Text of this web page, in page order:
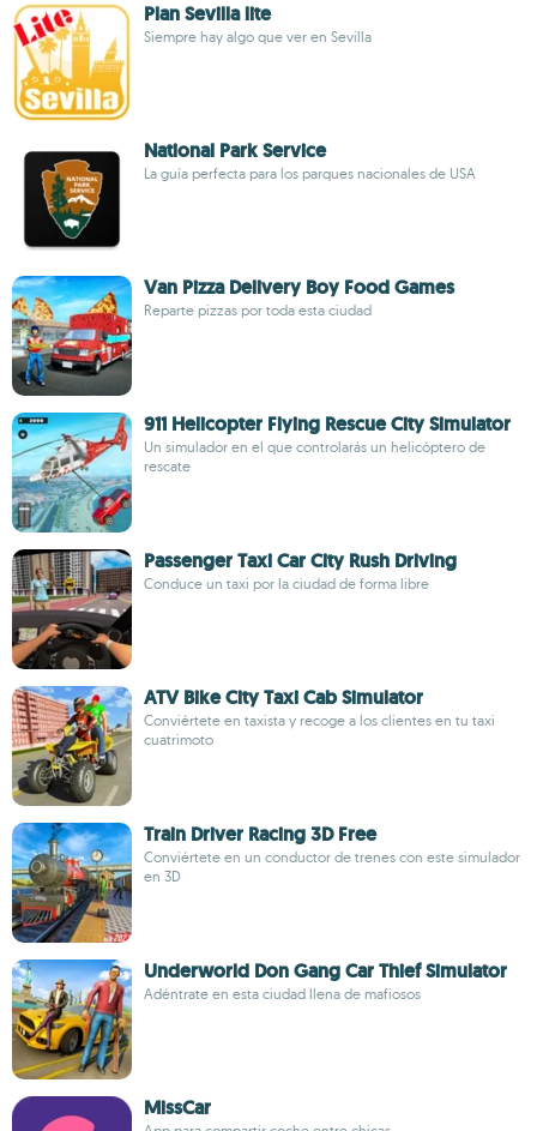
Plan Sevilla lite
Siempre hay algo que ver en Sevilla
National Park Service
La guía perfecta para los parques nacionales de USA
Van Pizza Delivery Boy Food Games
Reparte pizzas por toda esta ciudad
911 Helicopter Flying Rescue City Simulator
Un simulador en el que controlarás un helicóptero de
rescate
Passenger Taxi Car City Rush Driving
Conduce un taxi por la ciudad de forma libre
ATV Bike City Taxi Cab Simulator
Conviértete en taxista y recoge a los clientes en tu taxi
cuatrimoto
Train Driver Racing 3D Free
Conviértete en un conductor de trenes con este simulador
en 3D
Underworld Don Gang Car Thief Simulator
Adéntrate en esta ciudad llena de mafiosos
MissCar